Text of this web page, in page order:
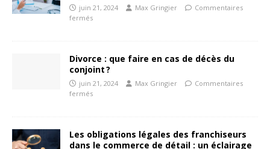
juin 21, 2024 Max Gringier
Commentaires
fermés
Divorce : que faire en cas de décès du
conjoint ?
juin 21, 2024 Max Gringier
Commentaires
fermés
Les obligations légales des franchiseurs
dans le commerce de détail : un éclairage